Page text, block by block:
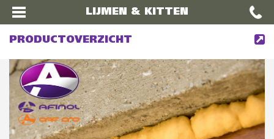
LIJMEN & KITTEN
PRODUCTOVERZICHT